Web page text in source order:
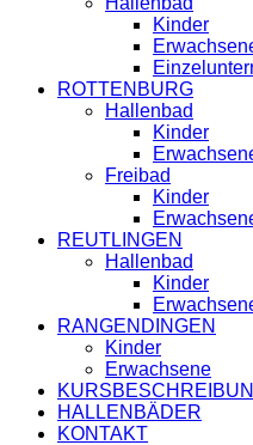
Kinder
ROTTENBURG
Hallenbad
Kinder
Freibad
Kinder
REUTLINGEN
Hallenbad
Kinder
RANGENDINGEN
Kinder
Erwachsene
HALLENBÄDER
KONTAKT